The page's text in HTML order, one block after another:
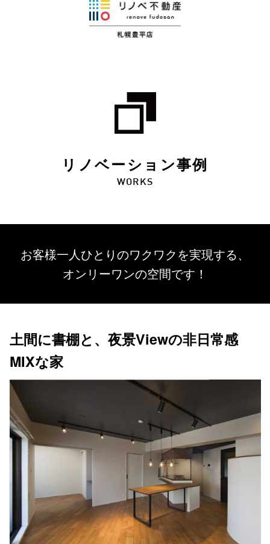
リノベーション事例
WORKS
お客様一人ひとりのワクワクを実現する、
オンリーワンの空間です！
土間に書棚と、夜景Viewの非日常感
MIXな家